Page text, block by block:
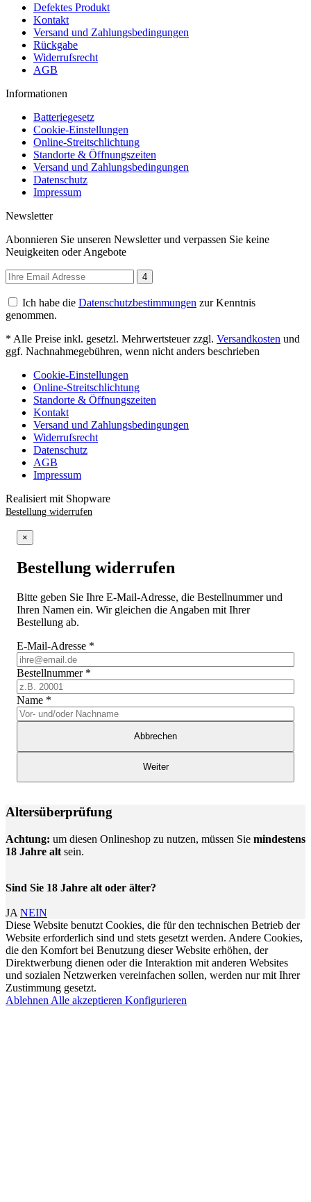
Defektes Produkt
Kontakt
Versand und Zahlungsbedingungen
Rückgabe
Widerrufsrecht
AGB
Informationen
Batteriegesetz
Cookie-Einstellungen
Online-Streitschlichtung
Standorte & Öffnungszeiten
Versand und Zahlungsbedingungen
Datenschutz
Impressum
Newsletter
Abonnieren Sie unseren Newsletter und verpassen Sie keine
Neuigkeiten oder Angebote
4
Ich habe die Datenschutzbestimmungen zur Kenntnis
genommen.
* Alle Preise inkl. gesetzl. Mehrwertsteuer zzgl. Versandkosten und
ggf. Nachnahmegebühren, wenn nicht anders beschrieben
Cookie-Einstellungen
Online-Streitschlichtung
Standorte & Öffnungszeiten
Kontakt
Versand und Zahlungsbedingungen
Widerrufsrecht
Datenschutz
AGB
Impressum
Realisiert mit Shopware
Bestellung widerrufen
×
Bestellung widerrufen
Bitte geben Sie Ihre E-Mail-Adresse, die Bestellnummer und
Ihren Namen ein. Wir gleichen die Angaben mit Ihrer
Bestellung ab.
E-Mail-Adresse *
Bestellnummer *
Name *
Abbrechen
Weiter
Altersüberprüfung
Achtung: um diesen Onlineshop zu nutzen, müssen Sie mindestens
18 Jahre alt sein.
Sind Sie 18 Jahre alt oder älter?
JA NEIN
Diese Website benutzt Cookies, die für den technischen Betrieb der
Website erforderlich sind und stets gesetzt werden. Andere Cookies,
die den Komfort bei Benutzung dieser Website erhöhen, der
Direktwerbung dienen oder die Interaktion mit anderen Websites
und sozialen Netzwerken vereinfachen sollen, werden nur mit Ihrer
Zustimmung gesetzt.
Ablehnen Alle akzeptieren Konfigurieren